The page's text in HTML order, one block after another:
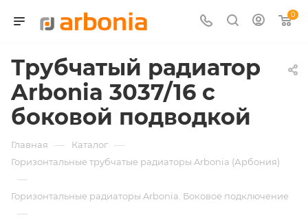
0
Трубчатый радиатор
Arbonia 3037/16 с
боковой подводкой
Главная — Каталог —
Горизонтальные трубчатые радиаторы Arbonia (Арбония)
—
Горизонтальные радиаторы Arbonia. Боковое подключение
—